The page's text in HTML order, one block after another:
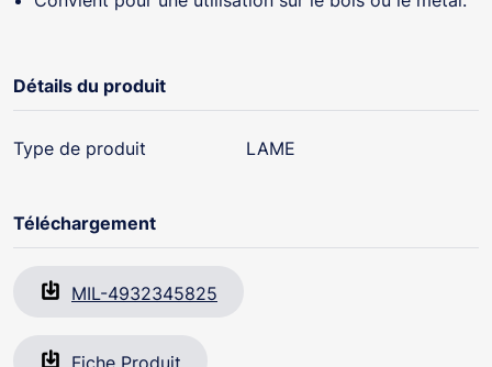
Détails du produit
Type de produit LAME
Téléchargement
MIL-4932345825
Fiche Produit